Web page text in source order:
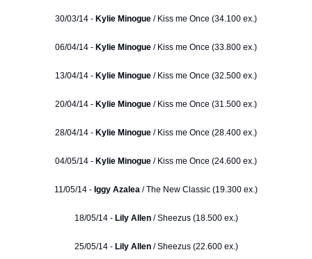
30/03/14 - Kylie Minogue / Kiss me Once (34.100 ex.)
06/04/14 - Kylie Minogue / Kiss me Once (33.800 ex.)
13/04/14 - Kylie Minogue / Kiss me Once (32.500 ex.)
20/04/14 - Kylie Minogue / Kiss me Once (31.500 ex.)
28/04/14 - Kylie Minogue / Kiss me Once (28.400 ex.)
04/05/14 - Kylie Minogue / Kiss me Once (24.600 ex.)
11/05/14 - Iggy Azalea / The New Classic (19.300 ex.)
18/05/14 - Lily Allen/ Sheezus (18.500 ex.)
25/05/14 - Lily Allen/ Sheezus (22.600 ex.)